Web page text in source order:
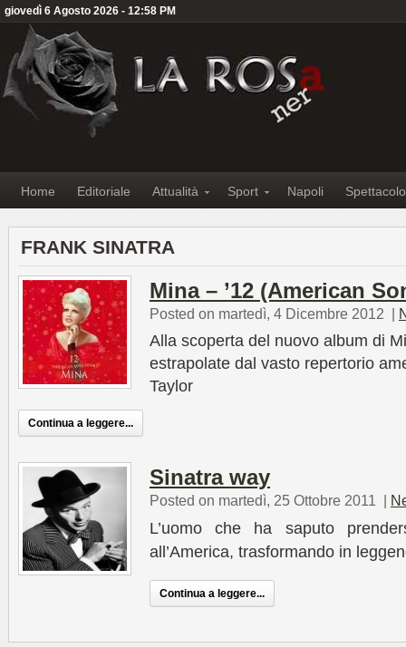
giovedì 6 Agosto 2026 - 12:58 PM
Home Editoriale Attualità Sport Napoli Spettacolo
FRANK SINATRA
Mina – ’12 (American
Posted on martedì, 4 Dicembre 2012 |
Alla scoperta del nuovo album di
estrapolate dal vasto repertorio
Taylor
Continua a leggere...
Sinatra way
Posted on martedì, 25 Ottobre 2011 |
L’uomo che ha saputo
all’America, trasformando in
Continua a leggere...